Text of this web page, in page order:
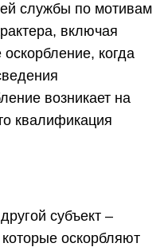
службы по мотивам
включая
когда
возникает на
квалификация
субъект –
оскорбляют